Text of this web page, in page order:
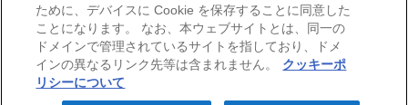
© Nisshin Fire & Marine Insurance Co.,Ltd.
ために、デバイスに Cookie を保存することに同意した
ことになります。 なお、本ウェブサイトとは、同一の
ドメインで管理されているサイトを指しており、ドメ
インの異なるリンク先等は含まれません。
クッキーポ
リシーについて